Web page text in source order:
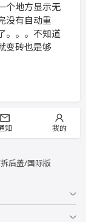
个地方显示无
没有自动重
。。。不知道
变砖也是够
知 我的
后盖/国际版